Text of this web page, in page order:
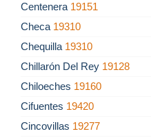
Centenera 19151
Checa 19310
Chequilla 19310
Chillarón Del Rey 19128
Chiloeches 19160
Cifuentes 19420
Cincovillas 19277